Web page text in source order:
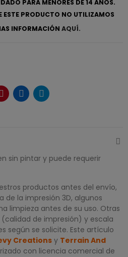
PARA MENORES DE 14 AÑOS.
ESTE PRODUCTO NO UTILIZAMOS
INFORMACIÓN AQUÍ.
sin pintar y puede requerir
productos antes del envío,
de la impresión 3D, algunos
limpieza antes de su uso. Otras
de impresión) y escala
según se solicite. Este artículo
Creations y Terrain And
con licencia comercial de